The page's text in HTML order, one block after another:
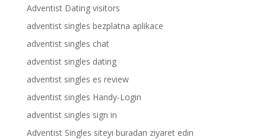
Adventist Dating visitors
adventist singles bezplatna aplikace
adventist singles chat
adventist singles dating
adventist singles es review
adventist singles Handy-Login
adventist singles sign in
Adventist Singles siteyi buradan ziyaret edin